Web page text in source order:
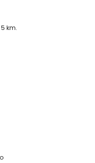
el precio del alquiler
planchar
emergencia 24 horas
(bajo demanda)
para sus vacaciones
Jávea) (a menos de 5
km.